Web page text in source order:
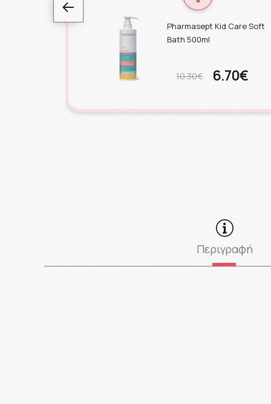
Pharmasept Kid Care Soft
Bath 500ml
10.30€ 6.70€
Περιγραφή